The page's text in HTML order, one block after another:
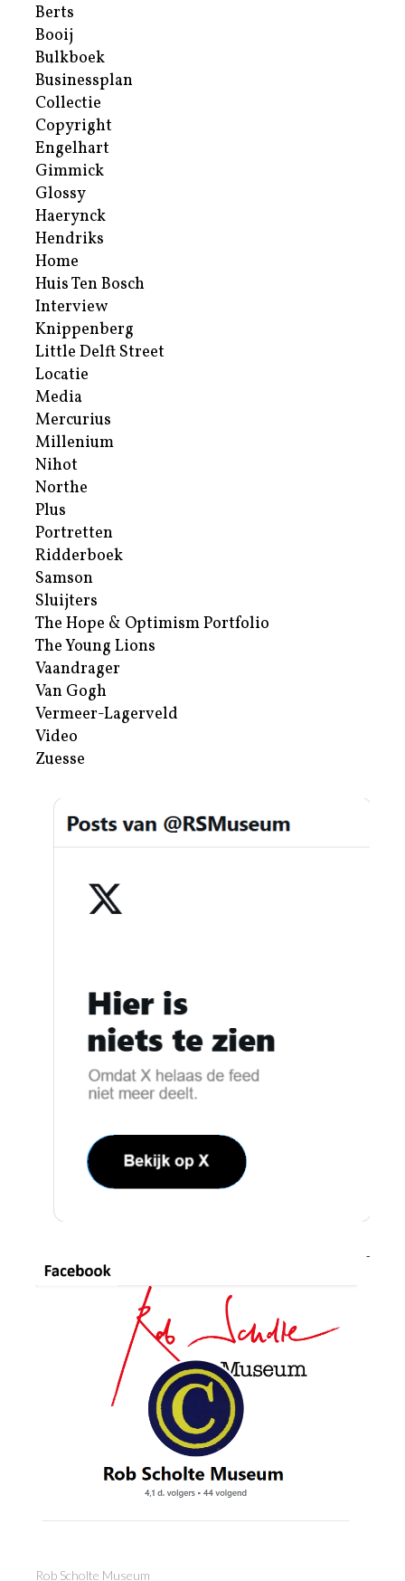
Berts
Booij
Bulkboek
Businessplan
Collectie
Copyright
Engelhart
Gimmick
Glossy
Haerynck
Hendriks
Home
Huis Ten Bosch
Interview
Knippenberg
Little Delft Street
Locatie
Media
Mercurius
Millenium
Nihot
Northe
Plus
Portretten
Ridderboek
Samson
Sluijters
The Hope & Optimism Portfolio
The Young Lions
Vaandrager
Van Gogh
Vermeer-Lagerveld
Video
Zuesse
Rob Scholte Museum